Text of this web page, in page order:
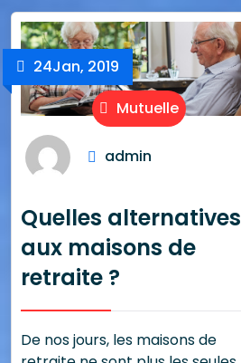
Mutuelle
24Jan, 2019
admin
Quelles alternatives
aux maisons de
retraite ?
De nos jours, les maisons de